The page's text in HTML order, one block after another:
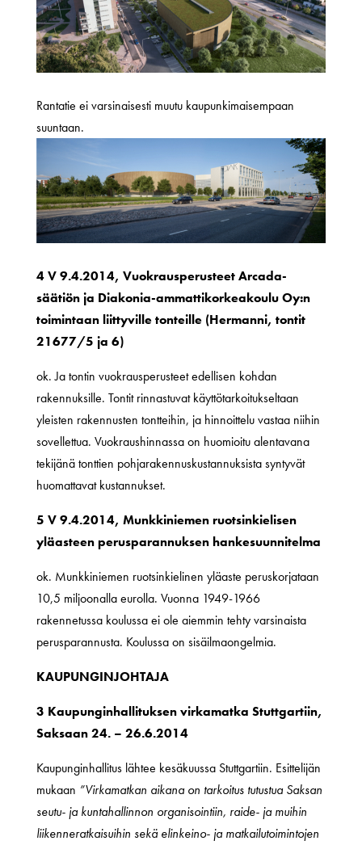
Rantatie ei varsinaisesti muutu kaupunkimaisempaan
suuntaan.
4 V 9.4.2014, Vuokrausperusteet Arcada-
säätiön ja Diakonia-ammattikorkeakoulu Oy:n
toimintaan liittyville tonteille (Hermanni, tontit
21677/5 ja 6)
ok. Ja tontin vuokrausperusteet edellisen kohdan
rakennuksille. Tontit rinnastuvat käyttötarkoitukseltaan
yleisten rakennusten tontteihin, ja hinnoittelu vastaa niihin
sovellettua. Vuokraushinnassa on huomioitu alentavana
tekijänä tonttien pohjarakennuskustannuksista syntyvät
huomattavat kustannukset.
5 V 9.4.2014, Munkkiniemen ruotsinkielisen
yläasteen perusparannuksen hankesuunnitelma
ok. Munkkiniemen ruotsinkielinen yläaste peruskorjataan
10,5 miljoonalla eurolla. Vuonna 1949-1966
rakennetussa koulussa ei ole aiemmin tehty varsinaista
perusparannusta. Koulussa on sisäilmaongelmia.
KAUPUNGINJOHTAJA
3 Kaupunginhallituksen virkamatka Stuttgartiin,
Saksaan 24. – 26.6.2014
Kaupunginhallitus lähtee kesäkuussa Stuttgartiin. Esittelijän
mukaan ”Virkamatkan aikana on tarkoitus tutustua Saksan
seutu- ja kuntahallinnon organisointiin, raide- ja muihin
liikenneratkaisuihin sekä elinkeino- ja matkailutoimintojen